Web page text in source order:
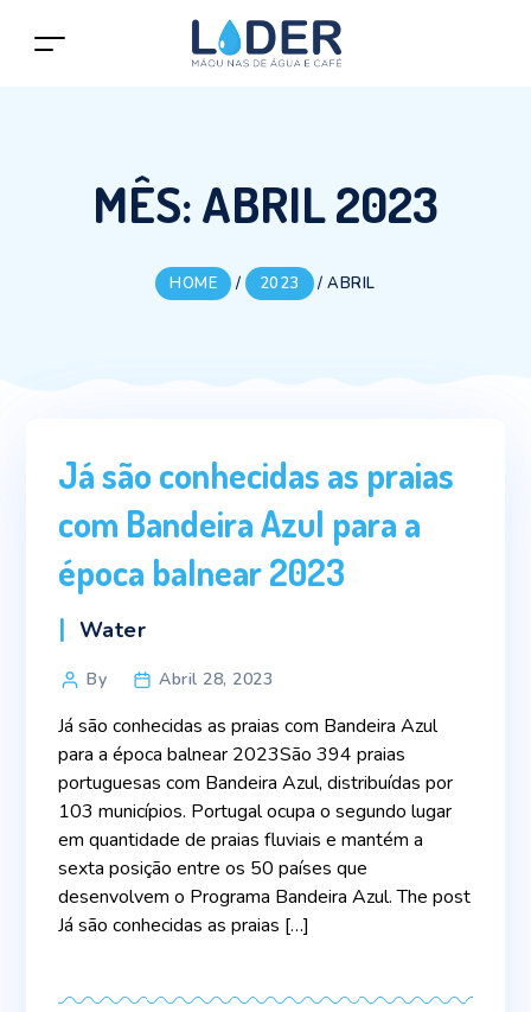
MÊS:ABRIL 2023
HOME / 2023 /ABRIL
Já são conhecidas as praias
com Bandeira Azul para a
época balnear 2023
Categories
Water
PostBy Abril 28, 2023
Já são conhecidas as praias com Bandeira Azul
para a época balnear 2023São 394 praias
portuguesas com Bandeira Azul, distribuídas por
103 municípios. Portugal ocupa o segundo lugar
em quantidade de praias fluviais e mantém a
sexta posição entre os 50 países que
desenvolvem o Programa Bandeira Azul. The post
Já são conhecidas as praias […]